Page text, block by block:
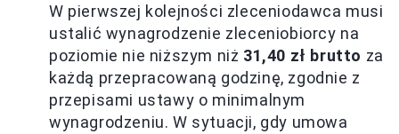
W pierwszej kolejności zleceniodawca musi
ustalić wynagrodzenie zleceniobiorcy na
poziomie nie niższym niż 31,40 zł brutto za
każdą przepracowaną godzinę, zgodnie z
przepisami ustawy o minimalnym
wynagrodzeniu. W sytuacji, gdy umowa